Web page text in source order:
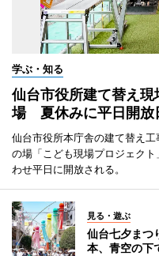
学ぶ・知る
仙台市役所建て替え
場 夏休みに平日開放
仙台市役所本庁舎の建て替え
の場「こども現場プロジェク
わせ平日に開放される。
見る・遊ぶ
仙台七夕ま
本、青空の下